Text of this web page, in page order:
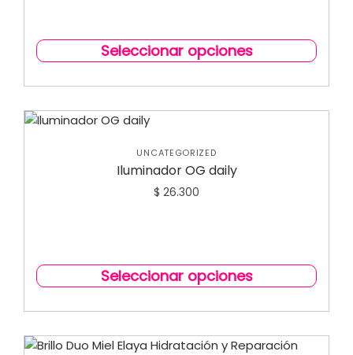
Seleccionar opciones
UNCATEGORIZED
Iluminador OG daily
$ 26.300
Seleccionar opciones